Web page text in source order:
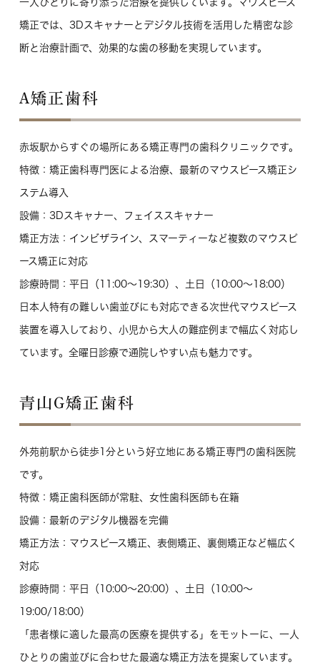
矯正では、3Dスキャナーとデジタル技術を活用した精密な診
断と治療計画で、効果的な歯の移動を実現しています。
A矯正歯科
赤坂駅からすぐの場所にある矯正専門の歯科クリニックです。
特徴：矯正歯科専門医による治療、最新のマウスピース矯正シ
ステム導入
設備：3Dスキャナー、フェイススキャナー
矯正方法：インビザライン、スマーティーなど複数のマウスピ
ース矯正に対応
診療時間 ：平日（11:00～19:30）、土日（10:00～18:00）
日本人特有の難しい歯並びにも対応できる次世代マウスピース
装置を導入しており、小児から大人の難症例まで幅広く対応し
ています。全曜日診療で通院しやすい点も魅力です。
青山G矯正歯科
外苑前駅から徒歩1分という好立地にある矯正専門の歯科医院
です。
特徴：矯正歯科医師が常駐、女性歯科医師も在籍
設備：最新のデジタル機器を完備
矯正方法：マウスピース矯正、表側矯正、裏側矯正など幅広く
対応
診療時間 ：平日（10:00～20:00）、土日（10:00～
19:00/18:00）
「患者様に適した最高の医療を提供する」をモットーに、一人
ひとりの歯並びに合わせた最適な矯正方法を提案しています。